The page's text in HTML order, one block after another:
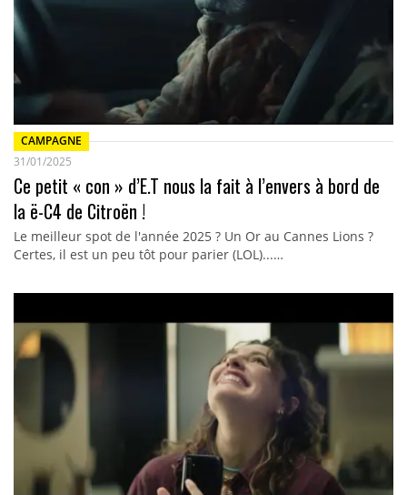
CAMPAGNE
31/01/2025
Ce petit « con » d’E.T nous la fait à l’envers à bord de
la ë-C4 de Citroën !
Le meilleur spot de l'année 2025 ? Un Or au Cannes Lions ?
Certes, il est un peu tôt pour parier (LOL)...…